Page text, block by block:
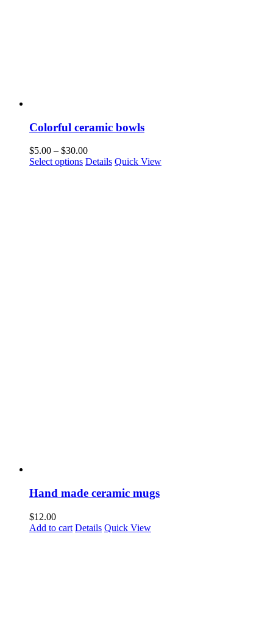
Colorful ceramic bowls
$5.00 – $30.00
Select options Details Quick View
Hand made ceramic mugs
$12.00
Add to cart Details Quick View